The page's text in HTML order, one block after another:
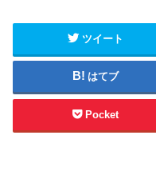
ツイート
はてブ
Pocket